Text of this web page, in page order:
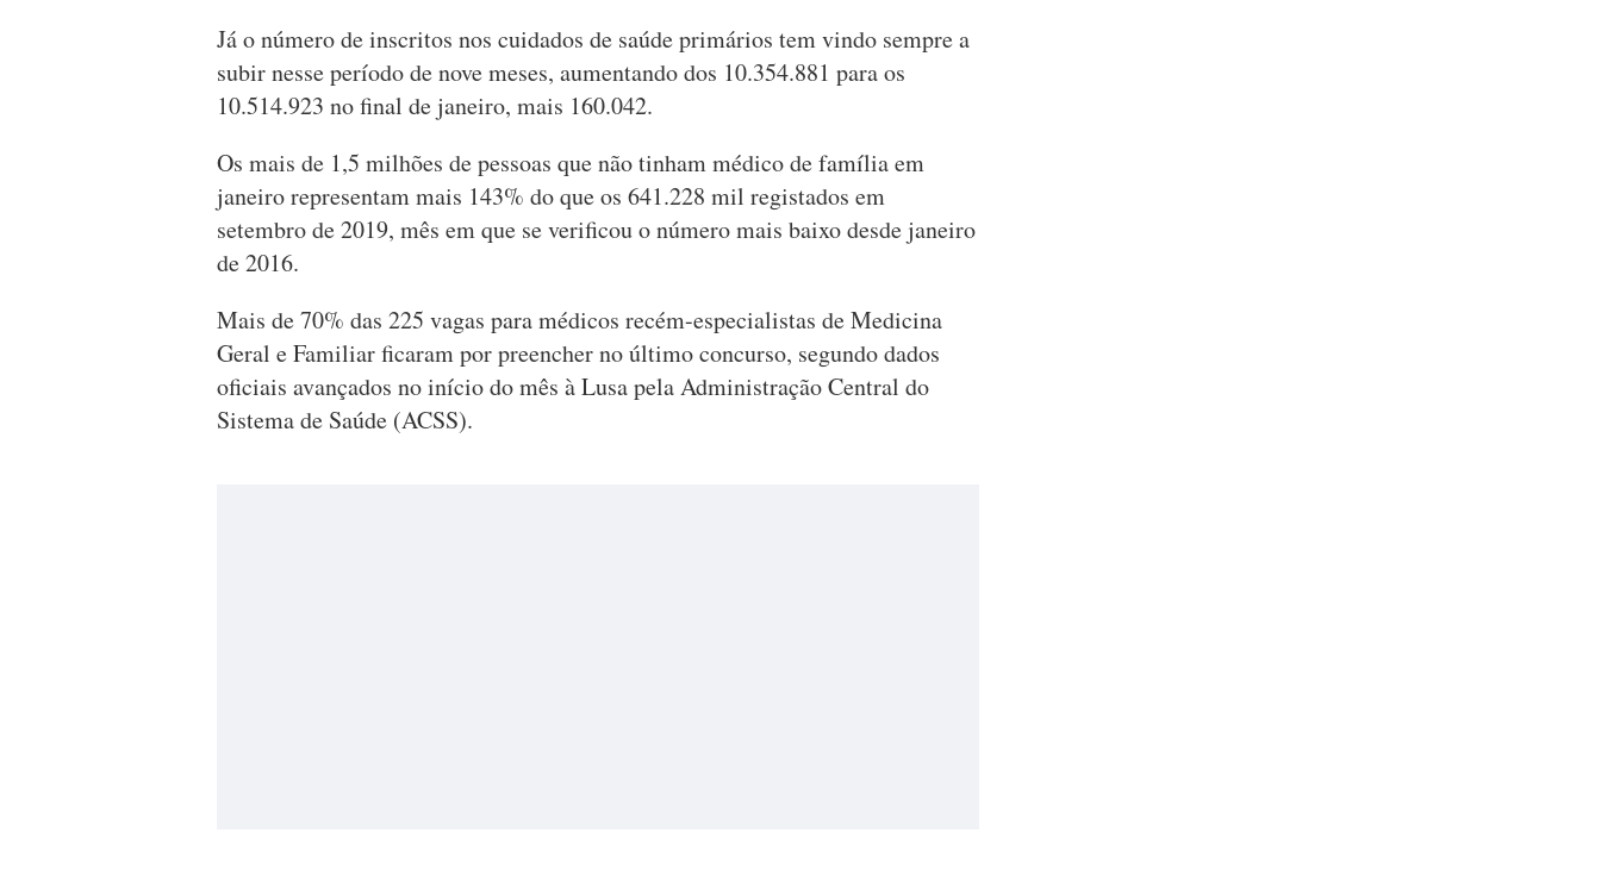
Já o número de inscritos nos cuidados de saúde primários tem vindo sempre a
subir nesse período de nove meses, aumentando dos 10.354.881 para os
10.514.923 no final de janeiro, mais 160.042.
Os mais de 1,5 milhões de pessoas que não tinham médico de família em
janeiro representam mais 143% do que os 641.228 mil registados em
setembro de 2019, mês em que se verificou o número mais baixo desde janeiro
de 2016.
Mais de 70% das 225 vagas para médicos recém-especialistas de Medicina
Geral e Familiar ficaram por preencher no último concurso, segundo dados
oficiais avançados no início do mês à Lusa pela Administração Central do
Sistema de Saúde (ACSS).